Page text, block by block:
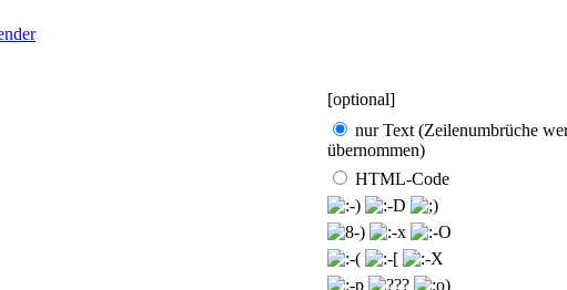
[optional]
nur Text (Zeilen­umbrüche
übernommen)
HTML-Code